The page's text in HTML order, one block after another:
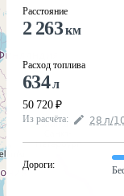
Расстояние
2 263км
Расход топлива
634л
50 720 ₽
Из расчёта: 28 л/
Дороги: